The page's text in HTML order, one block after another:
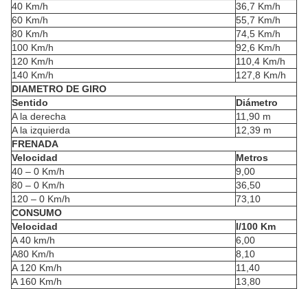
40 Km/h
36,7 Km/h
60 Km/h
55,7 Km/h
80 Km/h
74,5 Km/h
100 Km/h
92,6 Km/h
120 Km/h
110,4 Km/h
140 Km/h
127,8 Km/h
DIAMETRO DE GIRO
Sentido
Diámetro
A la derecha
11,90 m
A la izquierda
12,39 m
FRENADA
Velocidad
Metros
40 – 0 Km/h
9,00
80 – 0 Km/h
36,50
120 – 0 Km/h
73,10
CONSUMO
Velocidad
l/100 Km
A 40 km/h
6,00
A80 Km/h
8,10
A 120 Km/h
11,40
A 160 Km/h
13,80